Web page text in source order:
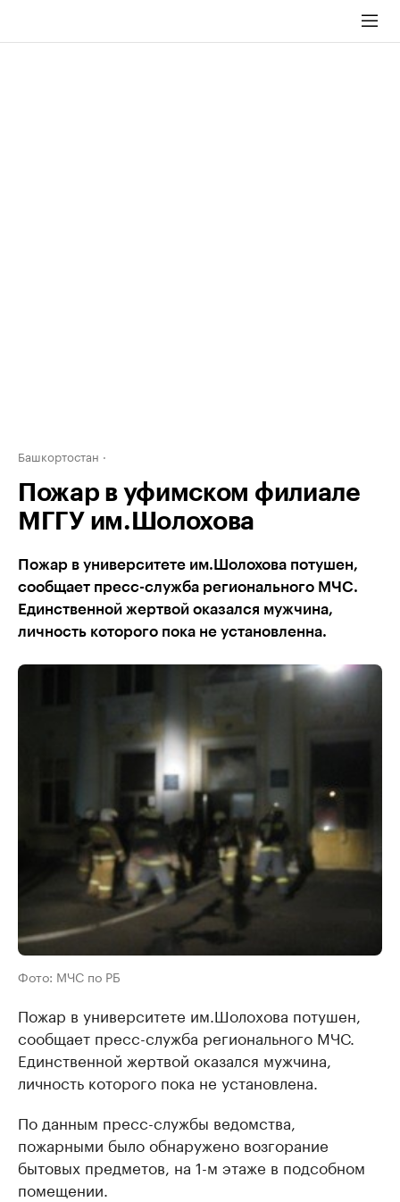
Башкортостан
Пожар в уфимском филиале
МГГУ им.Шолохова
Пожар в университете им.Шолохова потушен,
сообщает пресс-служба регионального МЧС.
Единственной жертвой оказался мужчина,
личность которого пока не установленна.
Фото: МЧС по РБ
Пожар в университете им.Шолохова потушен,
сообщает пресс-служба регионального МЧС.
Единственной жертвой оказался мужчина,
личность которого пока не установлена.
По данным пресс-службы ведомства,
пожарными было обнаружено возгорание
бытовых предметов, на 1-м этаже в подсобном
помещении.